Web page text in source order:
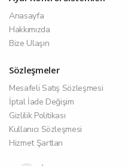
Anasayfa
Hakkımızda
Bize Ulaşın
Sözleşmeler
Mesafeli Satış Sözleşmesi
İptal İade Değişim
Gizlilik Politikası
Kullanıcı Sözleşmesi
Hizmet Şartları